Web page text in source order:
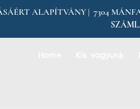
ALAPÍTVÁNY | 7304